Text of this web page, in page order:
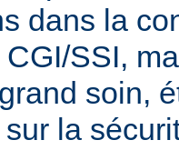
dans la
SSI,
soin,
la